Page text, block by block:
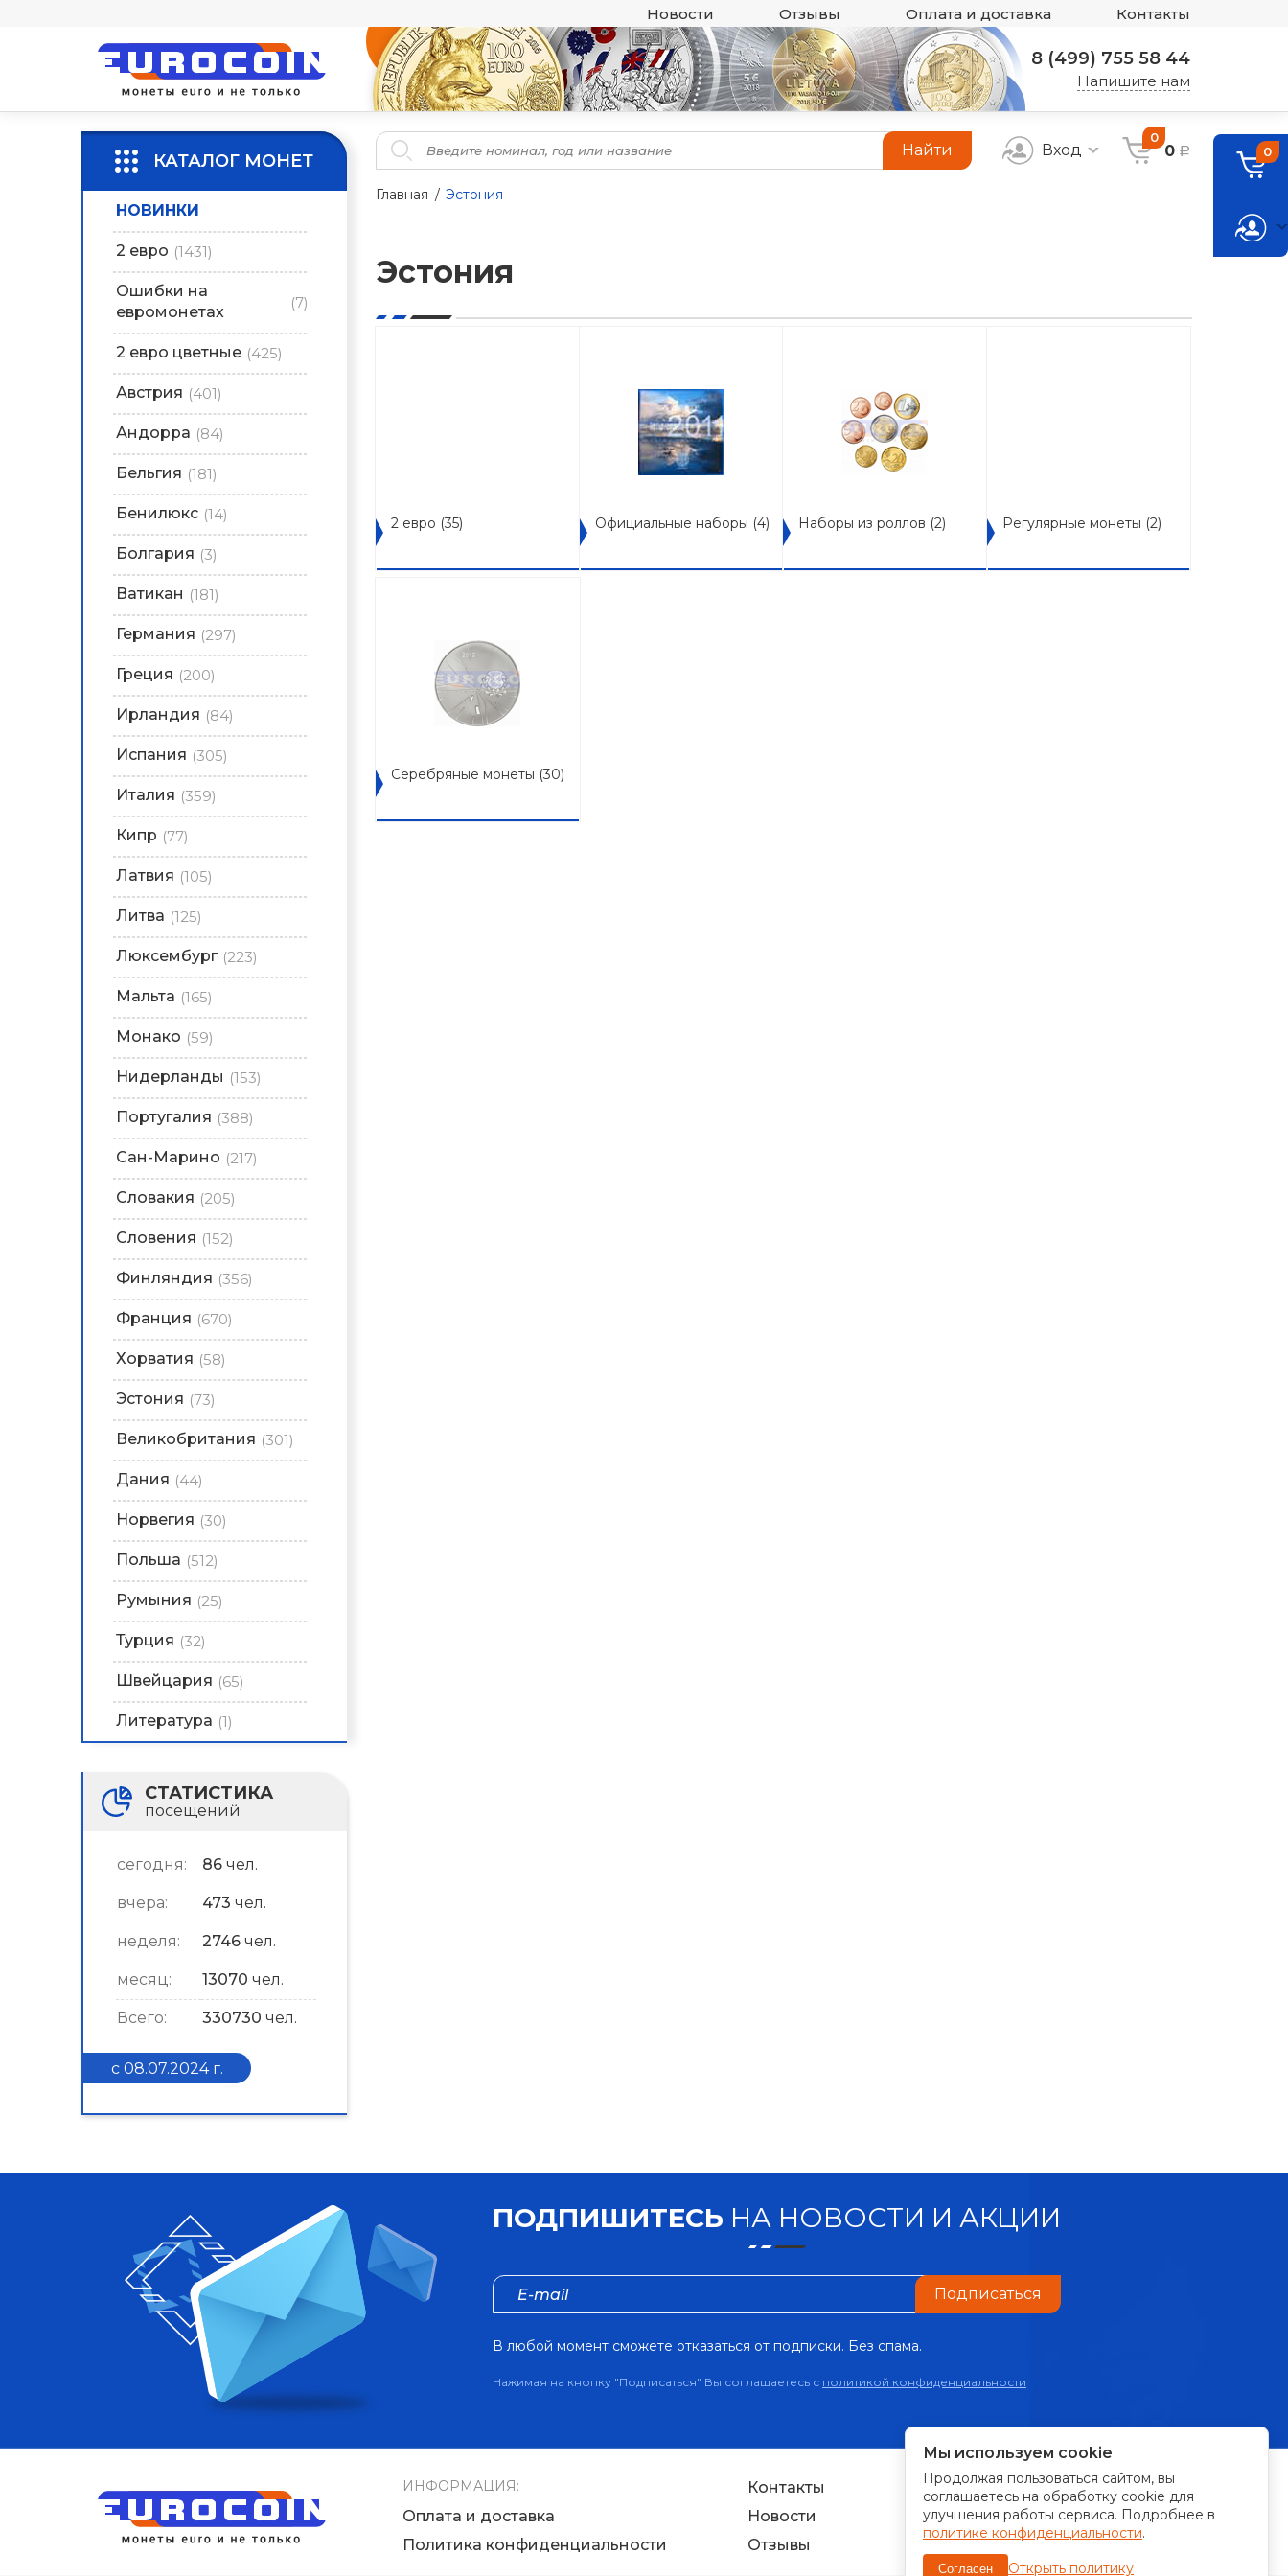
Новости Отзывы Оплата и доставка Контакты
8 (499) 755 58 44
Напишите нам
КАТАЛОГ МОНЕТ
НОВИНКИ
2 евро (1431)
Ошибки на
евромонетах
(7)
2 евро цветные (425)
Австрия (401)
Андорра (84)
Бельгия (181)
Бенилюкс (14)
Болгария (3)
Ватикан (181)
Германия (297)
Греция (200)
Ирландия (84)
Испания (305)
Италия (359)
Кипр (77)
Латвия (105)
Литва (125)
Люксембург (223)
Мальта (165)
Монако (59)
Нидерланды (153)
Португалия (388)
Сан-Марино (217)
Словакия (205)
Словения (152)
Финляндия (356)
Франция (670)
Хорватия (58)
Эстония (73)
Великобритания (301)
Дания (44)
Норвегия (30)
Польша (512)
Румыния (25)
Турция (32)
Швейцария (65)
Литература (1)
СТАТИСТИКА
посещений
сегодня: 86 чел.
вчера: 473 чел.
неделя: 2746 чел.
месяц: 13070 чел.
Всего: 330730 чел.
с 08.07.2024 г.
Найти Вход
0
0 a
Главная Эстония
Эстония
2 евро (35) Официальные наборы (4) Наборы из роллов (2) Регулярные монеты (2)
Серебряные монеты (30)
ПОДПИШИТЕСЬ НА НОВОСТИ И АКЦИИ
Подписаться
В любой момент сможете отказаться от подписки. Без спама.
Нажимая на кнопку "Подписаться" Вы соглашаетесь с политикой конфиденциальности
ИНФОРМАЦИЯ:
Контакты
Оплата и доставка
Новости
Политика конфиденциальности
Отзывы
ПРИНИМАЕМ К ОПЛАТЕ:
0
Мы используем cookie
Продолжая пользоваться сайтом, вы
соглашаетесь на обработку cookie для
улучшения работы сервиса. Подробнее в
политике конфиденциальности.
Согласен Открыть политику